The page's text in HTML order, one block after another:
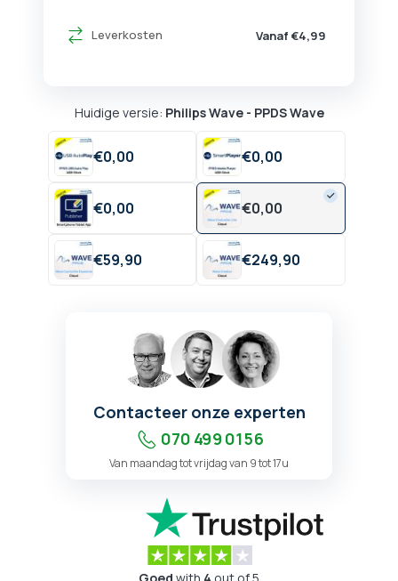
Leverkosten Vanaf €4,99
Huidige versie: Philips Wave - PPDS Wave
€0,00 €0,00
€0,00 €0,00
€59,90 €249,90
Contacteer onze experten
070 499 01 56
Van maandag tot vrijdag van 9 tot 17u